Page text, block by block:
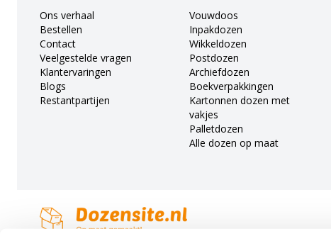
Ons verhaal
Bestellen
Contact
Veelgestelde vragen
Klantervaringen
Blogs
Restantpartijen
Vouwdoos
Inpakdozen
Wikkeldozen
Postdozen
Archiefdozen
Boekverpakkingen
Kartonnen dozen met
vakjes
Palletdozen
Alle dozen op maat
Dozensite